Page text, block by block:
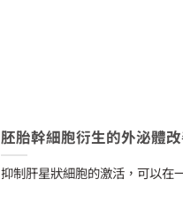
胚胎幹細胞衍生的外泌體
抑制肝星狀細胞的激活，可以在